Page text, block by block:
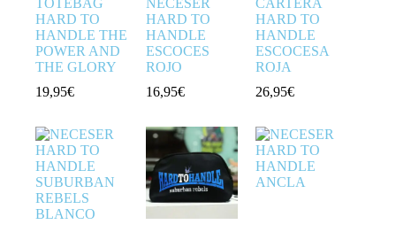
HARD TO
HANDLE THE
POWER AND
THE GLORY
19,95€
HARD TO
HANDLE
ESCOCES
ROJO
16,95€
HARD TO
HANDLE
ESCOCESA
ROJA
26,95€